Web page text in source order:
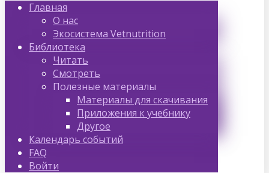
Главная
О нас
Экосистема Vetnutrition
Библиотека
Читать
Смотреть
Полезные материалы
Материалы для скачивания
Приложения к учебнику
Другое
Календарь событий
FAQ
Войти